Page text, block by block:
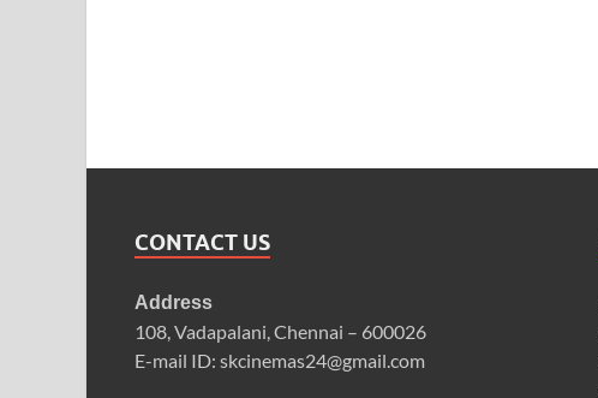
CONTACT US
Address
108, Vadapalani, Chennai – 600026
E-mail ID: skcinemas24@gmail.com